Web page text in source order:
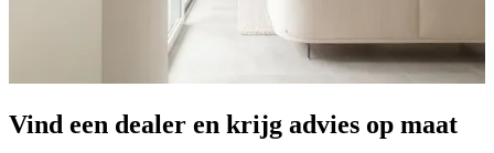
Vind een dealer en krijg advies op maat